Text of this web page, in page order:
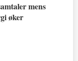
mens
øker